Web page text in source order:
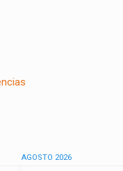
AGOSTO 2026